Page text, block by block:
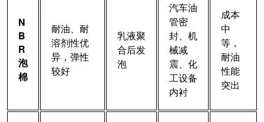
N
B
R
泡
棉
耐油、耐
溶剂性优
异，弹性
较好
乳液聚
合后发
泡
汽车油
管密
封、机
械减
震、化
工设备
内衬
成本
中
等，
耐油
性能
突出